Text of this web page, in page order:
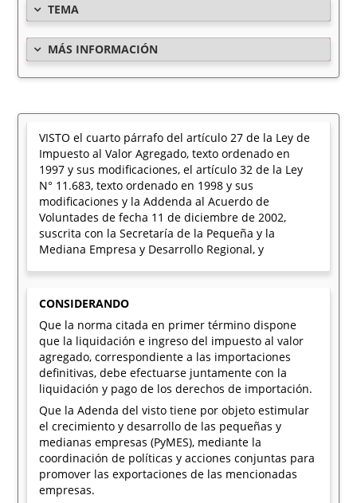
TEMA
MÁS INFORMACIÓN
VISTO el cuarto párrafo del artículo 27 de la Ley de
Impuesto al Valor Agregado, texto ordenado en
1997 y sus modificaciones, el artículo 32 de la Ley
N° 11.683, texto ordenado en 1998 y sus
modificaciones y la Addenda al Acuerdo de
Voluntades de fecha 11 de diciembre de 2002,
suscrita con la Secretaría de la Pequeña y la
Mediana Empresa y Desarrollo Regional, y
CONSIDERANDO
Que la norma citada en primer término dispone
que la liquidación e ingreso del impuesto al valor
agregado, correspondiente a las importaciones
definitivas, debe efectuarse juntamente con la
liquidación y pago de los derechos de importación.
Que la Adenda del visto tiene por objeto estimular
el crecimiento y desarrollo de las pequeñas y
medianas empresas (PyMES), mediante la
coordinación de políticas y acciones conjuntas para
promover las exportaciones de las mencionadas
empresas.